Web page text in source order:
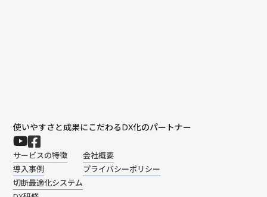
使いやすさと成果にこだわるDX化のパートナー
サービスの特徴
導入事例
切断最適化システム
会社概要
プライバシーポリシー